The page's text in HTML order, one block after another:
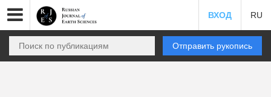
ВХОД RU
Отправить рукопись